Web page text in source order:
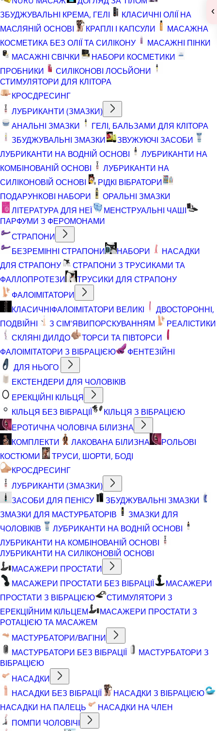
ЗБУДЖУВАЛЬНІ КРЕМА, ГЕЛІ
КЛАСИЧНІ ОЛІЇ НА
МАСЛЯНІЙ ОСНОВІ
КРАПЛІ І КАПСУЛИ
МАСАЖНА
КОСМЕТИКА БЕЗ ОЛІЇ ТА СИЛІКОНУ
МАСАЖНІ ПІНКИ
МАСАЖНІ СВІЧКИ
НАБОРИ КОСМЕТИКИ
ПРОБНИКИ
СИЛІКОНОВІ ЛОСЬЙОНИ
СТИМУЛЯТОРИ ДЛЯ КЛІТОРА
КРОСДРЕСИНГ
ЛУБРИКАНТИ (ЗМАЗКИ)
АНАЛЬНІ ЗМАЗКИ
ГЕЛІ, БАЛЬЗАМИ ДЛЯ КЛІТОРА
ЗБУДЖУВАЛЬНІ ЗМАЗКИ
ЗВУЖУЮЧІ ЗАСОБИ
ЛУБРИКАНТИ НА ВОДНІЙ ОСНОВІ
ЛУБРИКАНТИ НА
КОМБІНОВАНІЙ ОСНОВІ
ЛУБРИКАНТИ НА
СИЛІКОНОВІЙ ОСНОВІ
РІДКІ ВІБРАТОРИ
ПОДАРУНКОВІ НАБОРИ
ОРАЛЬНІ ЗМАЗКИ
ЛІТЕРАТУРА ДЛЯ НЕЇ
МЕНСТРУАЛЬНІ ЧАШІ
ПАРФУМИ З ФЕРОМОНАМИ
СТРАПОНИ
БЕЗРЕМІННІ СТРАПОНИ
НАБОРИ
НАСАДКИ
ДЛЯ СТРАПОНУ
СТРАПОНИ З ТРУСИКАМИ ТА
ФАЛЛОПРОТЕЗИ
ТРУСИКИ ДЛЯ СТРАПОНУ
ФАЛОІМІТАТОРИ
КЛАСИЧНІФАЛОІМІТАТОРИ ВЕЛИКІ
ДВОСТОРОННІ,
ПОДВІЙНІ
З СІМ'ЯВИПОРСКУВАННЯМ
РЕАЛІСТИКИ
СКЛЯНІ ДИЛДО
ТОРСИ ТА ПІВТОРСИ
ФАЛОІМІТАТОРИ З ВІБРАЦІЄЮ
ФЕНТЕЗІЙНІ
ДЛЯ НЬОГО
ЕКСТЕНДЕРИ ДЛЯ ЧОЛОВІКІВ
ЕРЕКЦІЙНІ КІЛЬЦЯ
КІЛЬЦЯ БЕЗ ВІБРАЦІЇ
КІЛЬЦЯ З ВІБРАЦІЄЮ
ЕРОТИЧНА ЧОЛОВІЧА БІЛИЗНА
КОМПЛЕКТИ
ЛАКОВАНА БІЛИЗНА
РОЛЬОВІ
КОСТЮМИ
ТРУСИ, ШОРТИ, БОДІ
КРОСДРЕСИНГ
ЛУБРИКАНТИ (ЗМАЗКИ)
ЗАСОБИ ДЛЯ ПЕНІСУ
ЗБУДЖУВАЛЬНІ ЗМАЗКИ
ЗМАЗКИ ДЛЯ МАСТУРБАТОРІВ
ЗМАЗКИ ДЛЯ
ЧОЛОВІКІВ
ЛУБРИКАНТИ НА ВОДНІЙ ОСНОВІ
ЛУБРИКАНТИ НА КОМБІНОВАНІЙ ОСНОВІ
ЛУБРИКАНТИ НА СИЛІКОНОВІЙ ОСНОВІ
МАСАЖЕРИ ПРОСТАТИ
МАСАЖЕРИ ПРОСТАТИ БЕЗ ВІБРАЦІЇ
МАСАЖЕРИ
ПРОСТАТИ З ВІБРАЦІЄЮ
СТИМУЛЯТОРИ З
ЕРЕКЦІЙНИМ КІЛЬЦЕМ
МАСАЖЕРИ ПРОСТАТИ З
РОТАЦІЄЮ ТА МАСАЖЕМ
МАСТУРБАТОРИ/ВАГІНИ
МАСТУРБАТОРИ БЕЗ ВІБРАЦІЇ
МАСТУРБАТОРИ З
ВІБРАЦІЄЮ
НАСАДКИ
НАСАДКИ БЕЗ ВІБРАЦІЇ
НАСАДКИ З ВІБРАЦІЄЮ
НАСАДКИ НА ПАЛЕЦЬ
НАСАДКИ НА ЧЛЕН
ПОМПИ ЧОЛОВІЧІ
‹